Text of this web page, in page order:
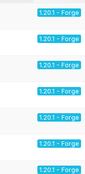
1.20.1 - Forge
1.20.1 - Forge
1.20.1 - Forge
1.20.1 - Forge
1.20.1 - Forge
1.20.1 - Forge
1.20.1 - Forge